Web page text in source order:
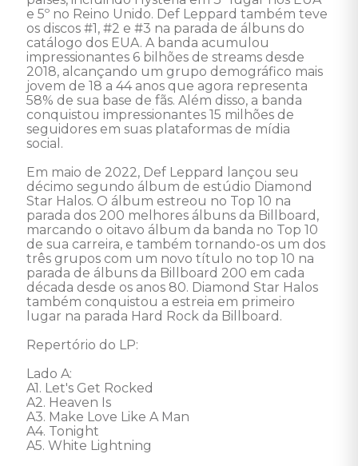
e 5º no Reino Unido. Def Leppard também teve
os discos #1, #2 e #3 na parada de álbuns do
catálogo dos EUA. A banda acumulou
impressionantes 6 bilhões de streams desde
2018, alcançando um grupo demográfico mais
jovem de 18 a 44 anos que agora representa
58% de sua base de fãs. Além disso, a banda
conquistou impressionantes 15 milhões de
seguidores em suas plataformas de mídia
social.
Em maio de 2022, Def Leppard lançou seu
décimo segundo álbum de estúdio Diamond
Star Halos. O álbum estreou no Top 10 na
parada dos 200 melhores álbuns da Billboard,
marcando o oitavo álbum da banda no Top 10
de sua carreira, e também tornando-os um dos
três grupos com um novo título no top 10 na
parada de álbuns da Billboard 200 em cada
década desde os anos 80. Diamond Star Halos
também conquistou a estreia em primeiro
lugar na parada Hard Rock da Billboard.
Repertório do LP:
Lado A:
A1. Let's Get Rocked
A2. Heaven Is
A3. Make Love Like A Man
A4. Tonight
A5. White Lightning